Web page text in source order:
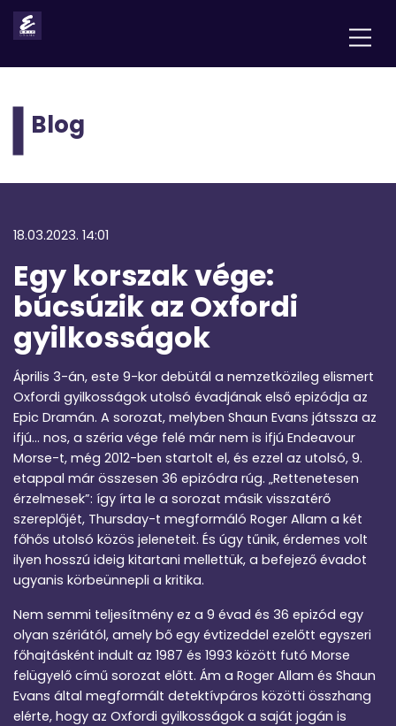
Blog
18.03.2023. 14:01
Egy korszak vége:
búcsúzik az Oxfordi
gyilkosságok
Április 3-án, este 9-kor debütál a nemzetközileg elismert
Oxfordi gyilkosságok utolsó évadjának első epizódja az
Epic Dramán. A sorozat, melyben Shaun Evans játssza az
ifjú… nos, a széria vége felé már nem is ifjú Endeavour
Morse-t, még 2012-ben startolt el, és ezzel az utolsó, 9.
etappal már összesen 36 epizódra rúg. „Rettenetesen
érzelmesek”: így írta le a sorozat másik visszatérő
szereplőjét, Thursday-t megformáló Roger Allam a két
főhős utolsó közös jeleneteit. És úgy tűnik, érdemes volt
ilyen hosszú ideig kitartani mellettük, a befejező évadot
ugyanis körbeünnepli a kritika.
Nem semmi teljesítmény ez a 9 évad és 36 epizód egy
olyan szériától, amely bő egy évtizeddel ezelőtt egyszeri
főhajtásként indult az 1987 és 1993 között futó Morse
felügyelő című sorozat előtt. Ám a Roger Allam és Shaun
Evans által megformált detektívpáros közötti összhang
elérte, hogy az Oxfordi gyilkosságok a saját jogán is